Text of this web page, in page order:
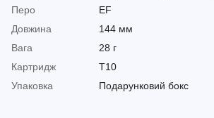
Перо
EF
Довжина
144 мм
Вага
28 г
Картридж
T10
Упаковка
Подарунковий бокс